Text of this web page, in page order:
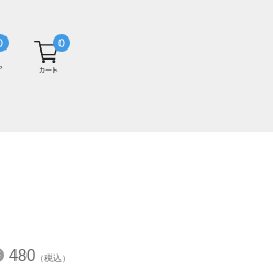
480 （税込）